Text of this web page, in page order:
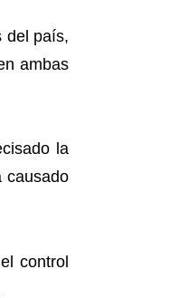
del país,
ambas
la
causado
control